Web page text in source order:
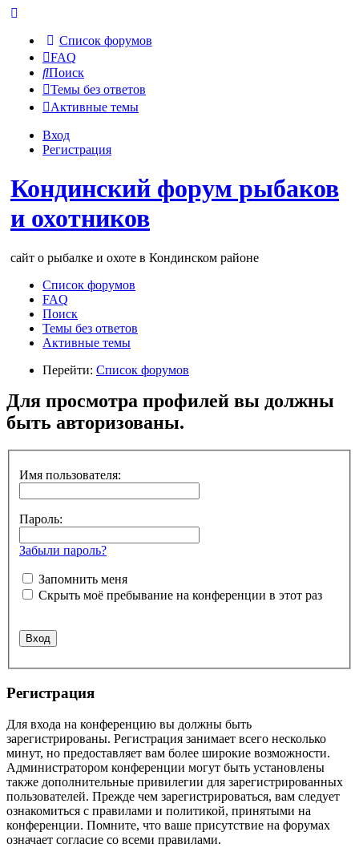
Список форумов
FAQ
Поиск
Темы без ответов
Активные темы
Вход
Регистрация
Кондинский форум рыбаков
и охотников
сайт о рыбалке и охоте в Кондинском районе
Список форумов
FAQ
Поиск
Темы без ответов
Активные темы
Перейти: Список форумов
Для просмотра профилей вы должны
быть авторизованы.
Имя пользователя:
Пароль:
Забыли пароль?
Запомнить меня
Скрыть моё пребывание на конференции в этот раз
Регистрация
Для входа на конференцию вы должны быть
зарегистрированы. Регистрация занимает всего несколько
минут, но предоставляет вам более широкие возможности.
Администратором конференции могут быть установлены
также дополнительные привилегии для зарегистрированных
пользователей. Прежде чем зарегистрироваться, вам следует
ознакомиться с правилами и политикой, принятыми на
конференции. Помните, что ваше присутствие на форумах
означает согласие со всеми правилами.